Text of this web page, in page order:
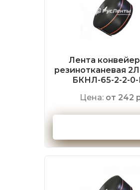
Лента
резинотканевая
БКНЛ-65-2-2-
Цена: от 242